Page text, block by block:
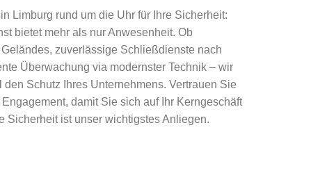
Limburg rund um die Uhr für Ihre Sicherheit:
bietet mehr als nur Anwesenheit. Ob
zuverlässige Schließdienste nach
Überwachung via modernster Technik – wir
Schutz Ihres Unternehmens. Vertrauen Sie
damit Sie sich auf Ihr Kerngeschäft
Sicherheit ist unser wichtigstes Anliegen.